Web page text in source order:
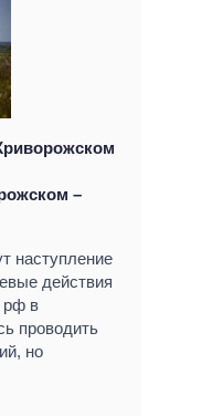
–
наступление
действия
рф в
проводить
но